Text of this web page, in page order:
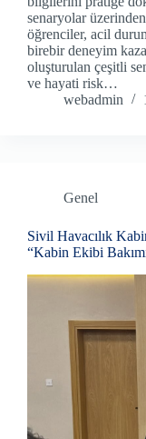
senaryolar
öğrenciler, acil
birebir deneyim
oluşturulan çeşitli
ve hayati risk…
webadmin
Genel
Sivil Havacılık
“Kabin Ekibi